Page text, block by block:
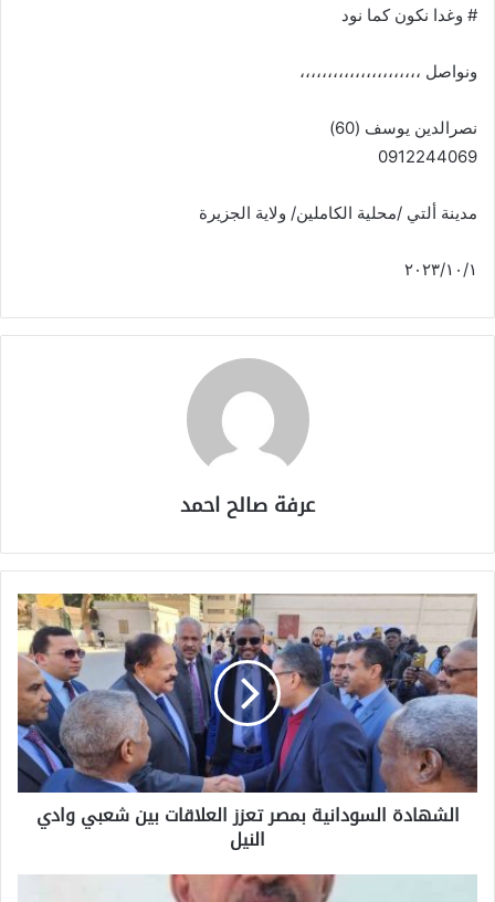
# وغدا نكون كما نود
ونواصل ،،،،،،،،،،،،،،،،،،،،،،
نصرالدين يوسف (60)
0912244069
مدينة ألتي /محلية الكاملين/ ولاية الجزيرة
٢٠٢٣/١٠/١
عرفة صالح احمد
الشهادة السودانية بمصر تعزز العلاقات بين شعبي وادي
النيل